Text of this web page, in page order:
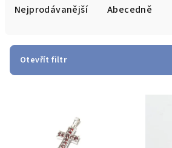
r
Nejprodávanější Abecedně
Otevřít filtr